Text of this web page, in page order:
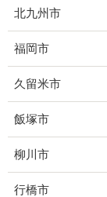
北九州市
福岡市
久留米市
飯塚市
柳川市
行橋市